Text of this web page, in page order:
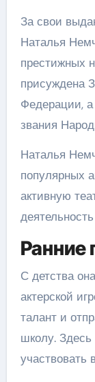
За свои
Наталья
престижных
присуждена
Федерации,
звания
Наталья
популярных
активную
Ранние
С детства
актерской
талант и
школу. Здесь
участвовать